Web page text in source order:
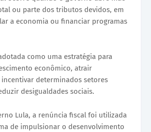
ou parte dos tributos devidos, em
a economia ou financiar programas
como uma estratégia para
econômico, atrair
determinados setores
desigualdades sociais.
Lula, a renúncia fiscal foi utilizada
de impulsionar o desenvolvimento